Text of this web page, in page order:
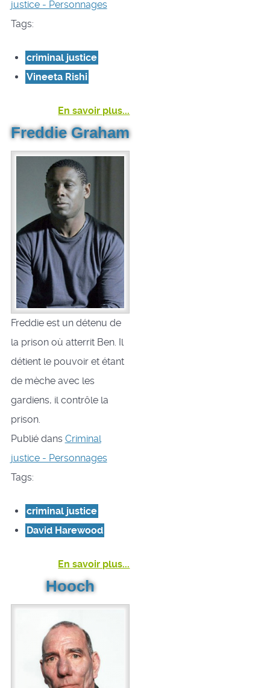
justice - Personnages
Tags:
criminal justice
Vineeta Rishi
En savoir plus...
Freddie Graham
Freddie est un détenu de
la prison où atterrit Ben. Il
détient le pouvoir et étant
de mèche avec les
gardiens, il contrôle la
prison.
Publié dans Criminal
justice - Personnages
Tags:
criminal justice
David Harewood
En savoir plus...
Hooch